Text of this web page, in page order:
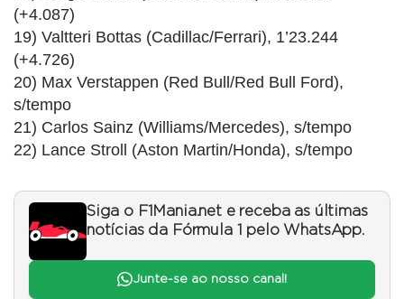
(+4.087)
19) Valtteri Bottas (Cadillac/Ferrari), 1’23.244
(+4.726)
20) Max Verstappen (Red Bull/Red Bull Ford),
s/tempo
21) Carlos Sainz (Williams/Mercedes), s/tempo
22) Lance Stroll (Aston Martin/Honda), s/tempo
Siga o F1Mania.net e receba as últimas
notícias da Fórmula 1 pelo WhatsApp.
Junte-se ao nosso canal!